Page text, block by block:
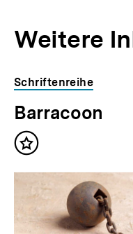
Weitere
Inhaltskarousell
für
weitere
Inhalte
Inhaltskarussell
überspringen
Schriftenreihe
Barracoon
Inhalt